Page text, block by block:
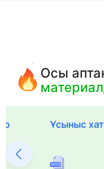
Осы
Ұсыныс хат